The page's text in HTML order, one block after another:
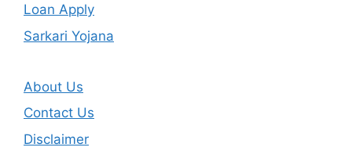
Loan Apply
Sarkari Yojana
About Us
Contact Us
Disclaimer